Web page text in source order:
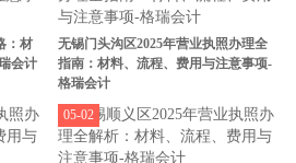
：材
会计
无锡门头沟区2025年营业执照办理全
指南：材料、流程、费用与注意事项-
格瑞会计
05-02